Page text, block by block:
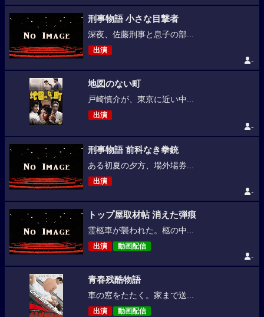
刑事物語 小さな目撃者
深夜、佐藤刑事と息子の部...
出演
-
地図のない町
戸崎慎介が、東京に近い中...
出演
-
刑事物語 前科なき拳銃
ある初夏の夕方、場外場券...
出演
-
トップ屋取材帖 消えた弾痕
霊柩車が襲われた。柩の中...
出演 動画配信
-
青春残酷物語
車の窓をたたく。家まで送...
出演 動画配信